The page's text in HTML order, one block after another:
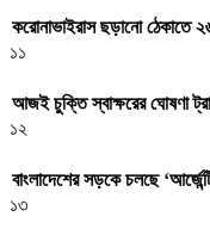
করোনাভাইরাস ছড়ানো ঠেকাতে
১১
আজই চুক্তি স্বাক্ষরের ঘোষণা
১২
বাংলাদেশের সড়কে চলছে
১৩